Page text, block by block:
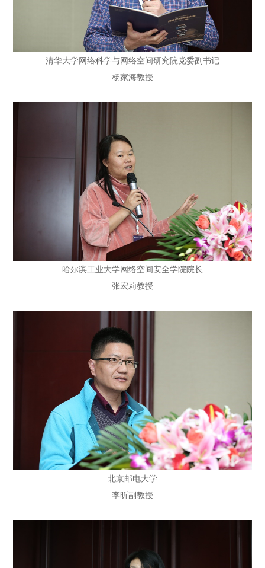
清华大学网络科学与网络空间研究院党委副书记
杨家海教授
哈尔滨工业大学网络空间安全学院院长
张宏莉教授
北京邮电大学
李昕副教授